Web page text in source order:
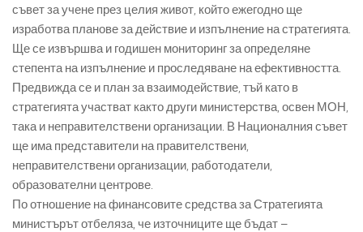
съвет за учене през целия живот, който ежегодно ще
изработва планове за действие и изпълнение на стратегията.
Ще се извършва и годишен мониторинг за определяне
степента на изпълнение и проследяване на ефективността.
Предвижда се и план за взаимодействие, тъй като в
стратегията участват както други министерства, освен МОН,
така и неправителствени организации. В Националния съвет
ще има представители на правителствени,
неправителствени организации, работодатели,
образователни центрове.
По отношение на финансовите средства за Стратегията
министърът отбеляза, че източниците ще бъдат –